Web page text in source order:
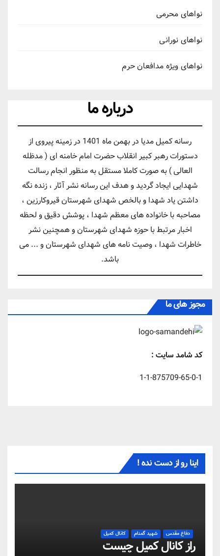
نواهای محرمی
نواهای نورانی
نواهای ویژه مدافعان حرم
درباره ما
رسانه کمیل مدیا در بهمن ماه 1401 در زمینه پیروی از
دستورات رهبر کبیر انقلاب حضرت امام خامنه ای ( مدظله
العالی ) به صورت کاملا مستقل به منظور انجام رسالت
شهدایی ایجاد گردید و هدف این رسانه نشر آثار ، زنده نگه
داشتن یاد شهدا و بالخص شهدای شهرستان قیروکارزین ،
مصاحبه با خانواده های معظم شهدا ، پوشش دقیق و لحظه
اخبار مرتبط با حوزه شهدای شهرستان و همچنین نشر
خاطرات شهدا ، وصیت نامه های شهدای شهرستان و ... می
باشد.
مجوز های ما
کد شامد سایت :
1-1-875709-65-0-1
اینا رو از دست نده !
دفاع مقدس شهید گمنام کانال کمیل
راز کانال کمیل چیست